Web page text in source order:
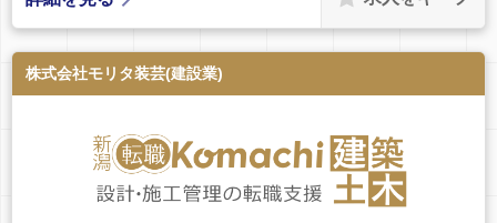
株式会社モリタ装芸(建設業)